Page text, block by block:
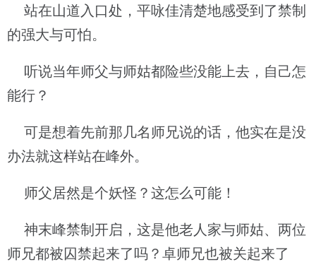
站在山道入口处，平咏佳清楚地感受到了禁制
的强大与可怕。
听说当年师父与师姑都险些没能上去，自己怎
能行？
可是想着先前那几名师兄说的话，他实在是没
办法就这样站在峰外。
师父居然是个妖怪？这怎么可能！
神末峰禁制开启，这是他老人家与师姑、两位
师兄都被囚禁起来了吗？卓师兄也被关起来了